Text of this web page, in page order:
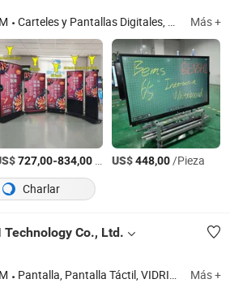
Carteles y Pantallas Digitales, Pizarra Interactiva, Pantalla Táctil Todo en Uno, Kiosco Totem Exterior, Pantalla de Menú LCD Más +
727,00-834,00/Pieza US$448,00/Pieza
Charlar
Technology Co., Ltd.
Pantalla, Pantalla Táctil, VIDRIO+OCA, Piezas de Repuesto, Batería, Herramientas de Reparación, Máquina de Corte de Películas, Película Hidrogel, Protector de Pantalla, Cargador, Cable de Datos, Auriculares, Funda, Batería Externa, Reloj Inteligente Más +